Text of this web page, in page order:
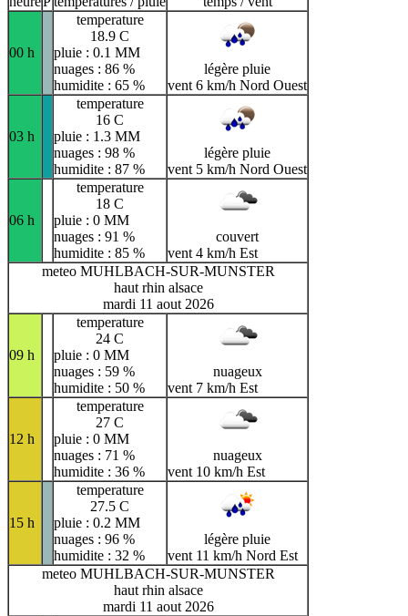
00 h
temperature
18.9 C
pluie : 0.1 MM
nuages : 86 %
humidite : 65 %
légère pluie
vent 6 km/h Nord Ouest
03 h
temperature
16 C
pluie : 1.3 MM
nuages : 98 %
humidite : 87 %
légère pluie
vent 5 km/h Nord Ouest
06 h
temperature
18 C
pluie : 0 MM
nuages : 91 %
humidite : 85 %
couvert
vent 4 km/h Est
meteo MUHLBACH-SUR-MUNSTER
haut rhin alsace
mardi 11 aout 2026
09 h
temperature
24 C
pluie : 0 MM
nuages : 59 %
humidite : 50 %
nuageux
vent 7 km/h Est
12 h
temperature
27 C
pluie : 0 MM
nuages : 71 %
humidite : 36 %
nuageux
vent 10 km/h Est
15 h
temperature
27.5 C
pluie : 0.2 MM
nuages : 96 %
humidite : 32 %
légère pluie
vent 11 km/h Nord Est
meteo MUHLBACH-SUR-MUNSTER
haut rhin alsace
mardi 11 aout 2026